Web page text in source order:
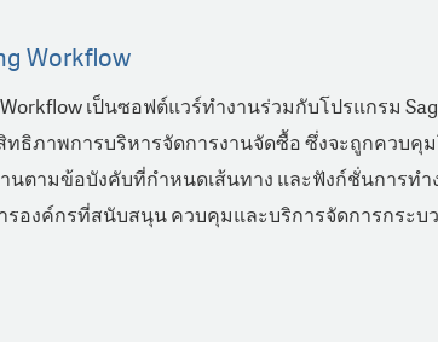
Workflow
เป็นซอฟต์แวร์ทำงานร่วมกับโปรแกรม
ทธิภาพการบริหารจัดการงานจัดซื้อ ซึ่งจะถูกควบคุ
นตามข้อบังคับที่กำหนดเส้นทาง และฟังก์ชั่นการทำ
รองค์กรที่สนับสนุน ควบคุมและบริการจัดการกระบ